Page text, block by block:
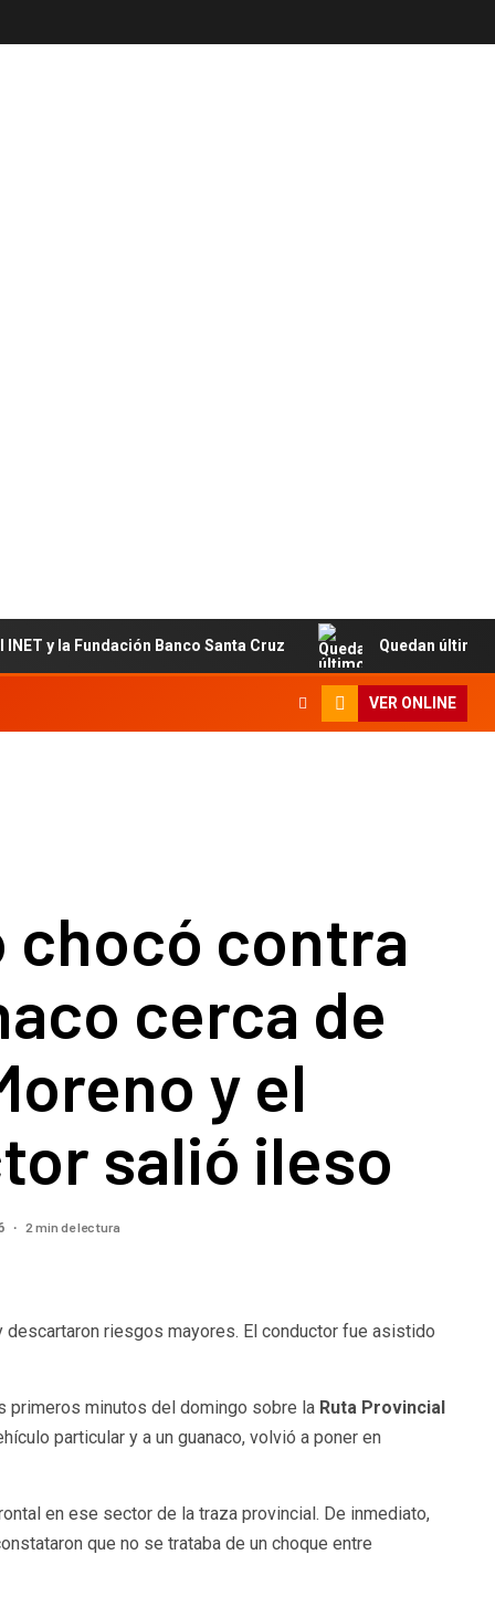
Fundación Banco Santa Cruz Quedan últimos
VER ONLINE
chocó contra
cerca de
y el
salió ileso
2 min de lectura
riesgos mayores. El conductor fue asistido
primeros minutos del domingo sobre la Ruta Provincial
particular y a un guanaco, volvió a poner en
en ese sector de la traza provincial. De inmediato,
que no se trataba de un choque entre